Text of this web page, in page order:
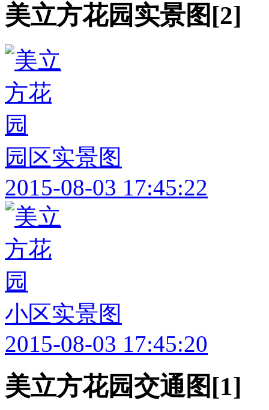
美立方花园实景图[2]
园区实景图
2015-08-03 17:45:22
小区实景图
2015-08-03 17:45:20
美立方花园交通图[1]